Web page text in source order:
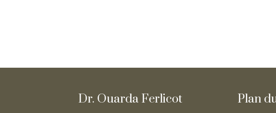
Dr. Ouarda Ferlicot Plan